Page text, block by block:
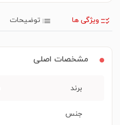
مشخصات اصلی
برند
جنس